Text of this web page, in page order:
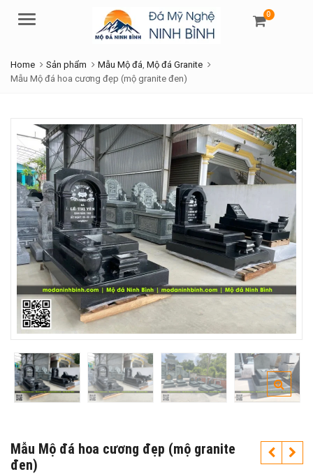
Menu
0
Home Sản phẩm Mẫu Mộ đá Mộ đá Granite
Mẫu Mộ đá hoa cương đẹp (mộ granite đen)
Mẫu Mộ đá hoa cương đẹp (mộ granite
đen)